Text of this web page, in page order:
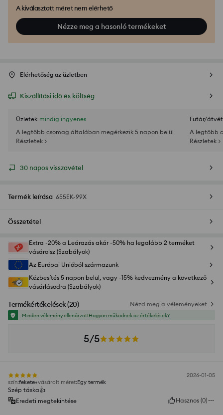
A kiválasztott méret nem elérhető
Nézze meg a hasonló termékeket
Elérhetőség az üzletben
Kiszállítási idő és költség
Üzletek mindig ingyenes
A legtöbb csomag általában megérkezik 5 napon belül
Részletek >
Futár/
A legtöbb
Részletek >
30 napos visszavétel
Termék leírása 655EK-99X
Összetétel
Extra -20% a Leárazás akár -50% ha legalább 2 terméket
vásárolsz (Szabályok)
Az Európai Unióból származunk
Kézbesítés 5 napon belül, vagy -15% kedvezmény a következő
vásárlásodra (Szabályok)
Termékértékelések(20) Nézd meg a véleményeket
Minden vélemény ellenőrzöttHogyan működnek az értékelések?
5/5
2026-01-05
szín:fekete vásárolt méret:Egy termék
Szép táska👍️
Eredeti megtekintése
Hasznos (0)